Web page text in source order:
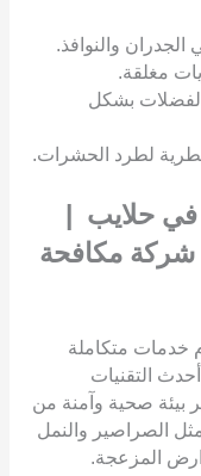
والنوافذ.
مغلقة.
بشكل
لطرد الحشرات.
حلايب |
شركة مكافحة
خدمات متكاملة
التقنيات
بيئة صحية وآمنة من
الصراصير والنمل
المزعجة.